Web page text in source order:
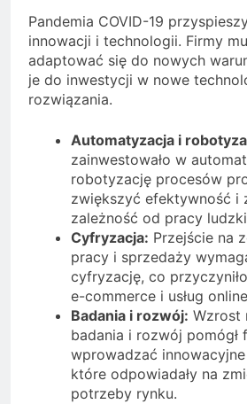
Pandemia COVID-19
innowacji i technologii. Firmy
adaptować się do nowych
je do inwestycji w nowe
rozwiązania.
Automatyzacja i
zainwestowało w
robotyzację procesów
zwiększyć efektywność i
zależność od pracy
Cyfryzacja: Przejście na
pracy i sprzedaży
cyfryzację, co
e-commerce i usług
Badania i rozwój: Wzrost
badania i rozwój pomógł
wprowadzać
które odpowiadały na
potrzeby rynku.